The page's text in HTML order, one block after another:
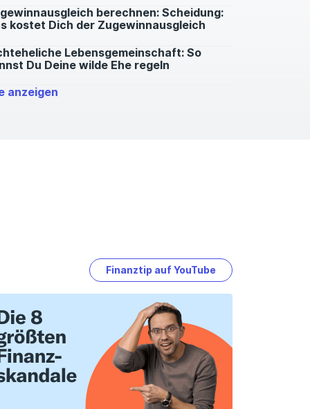
berechnen: Scheidung:
kostet Dich der Zugewinnausgleich
Lebensgemeinschaft: So
Du Deine wilde Ehe regeln
anzeigen
Finanztip auf YouTube